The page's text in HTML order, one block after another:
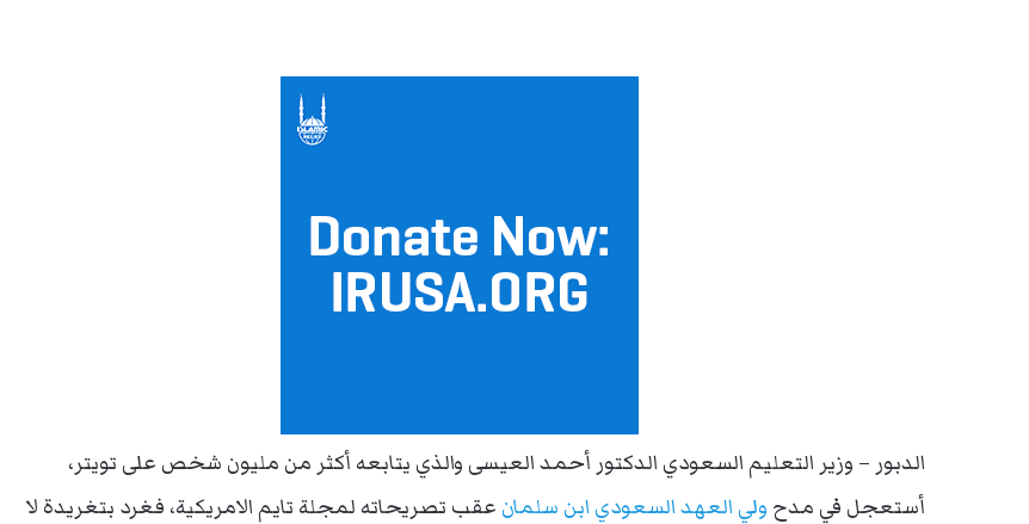
الدبور – وزير التعليم السعودي الدكتور أحمد العيسى والذي يتابعه أكثر من مليون شخص على تويتر،
أستعجل في مدح ولي العهد السعودي ابن سلمان عقب تصريحاته لمجلة تايم الامريكية، فغرد بتغريدة لا